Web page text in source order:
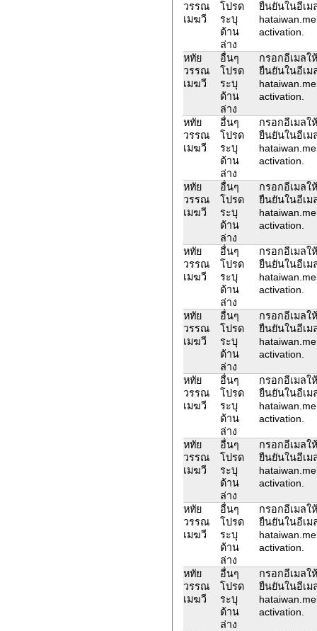
วรรณ
เมฆวี
โปรด
ระบุ
ด้าน
ล่าง
ยืนยันในอีเม
activation.
หทัย
วรรณ
เมฆวี
อื่นๆ
โปรด
ระบุ
ด้าน
ล่าง
กรอกอีเมลใ
ยืนยันในอีเม
activation.
หทัย
วรรณ
เมฆวี
อื่นๆ
โปรด
ระบุ
ด้าน
ล่าง
กรอกอีเมลใ
ยืนยันในอีเม
activation.
หทัย
วรรณ
เมฆวี
อื่นๆ
โปรด
ระบุ
ด้าน
ล่าง
กรอกอีเมลใ
ยืนยันในอีเม
activation.
หทัย
วรรณ
เมฆวี
อื่นๆ
โปรด
ระบุ
ด้าน
ล่าง
กรอกอีเมลใ
ยืนยันในอีเม
activation.
หทัย
วรรณ
เมฆวี
อื่นๆ
โปรด
ระบุ
ด้าน
ล่าง
กรอกอีเมลใ
ยืนยันในอีเม
activation.
หทัย
วรรณ
เมฆวี
อื่นๆ
โปรด
ระบุ
ด้าน
ล่าง
กรอกอีเมลใ
ยืนยันในอีเม
activation.
หทัย
วรรณ
เมฆวี
อื่นๆ
โปรด
ระบุ
ด้าน
ล่าง
กรอกอีเมลใ
ยืนยันในอีเม
activation.
หทัย
วรรณ
เมฆวี
อื่นๆ
โปรด
ระบุ
ด้าน
ล่าง
กรอกอีเมลใ
ยืนยันในอีเม
activation.
หทัย
วรรณ
เมฆวี
อื่นๆ
โปรด
ระบุ
ด้าน
ล่าง
กรอกอีเมลใ
ยืนยันในอีเม
activation.